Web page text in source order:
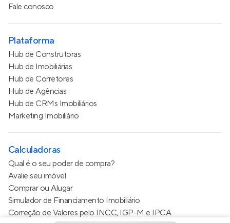
Fale conosco
Plataforma
Hub de Construtoras
Hub de Imobiliárias
Hub de Corretores
Hub de Agências
Hub de CRMs Imobiliários
Marketing Imobiliário
Calculadoras
Qual é o seu poder de compra?
Avalie seu imóvel
Comprar ou Alugar
Simulador de Financiamento Imobiliário
Correção de Valores pelo INCC, IGP-M e IPCA